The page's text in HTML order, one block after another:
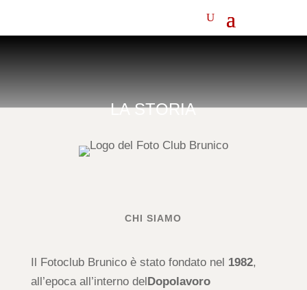
LA STORIA
CHI SIAMO
Il Fotoclub Brunico è stato fondato nel 1982,
all’epoca all’interno delDopolavoro